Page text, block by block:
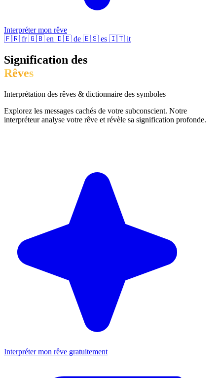
Interpréter mon rêve
🇫🇷 fr 🇬🇧 en 🇩🇪 de 🇪🇸 es 🇮🇹 it
Signification des
Rêves
Interprétation des rêves & dictionnaire des symboles
Explorez les messages cachés de votre subconscient. Notre
interpréteur analyse votre rêve et révèle sa signification profonde.
Interpréter mon rêve gratuitement